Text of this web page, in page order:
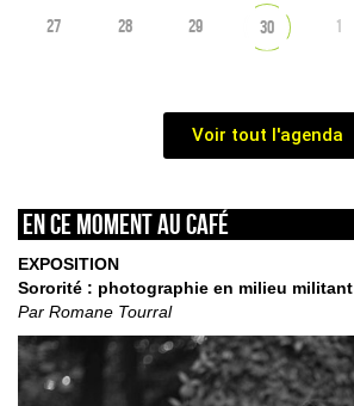
27 28 29 30 1
Voir tout l'agenda
En ce moment au café
EXPOSITION
Sororité : photographie en milieu militant
Par Romane Tourral